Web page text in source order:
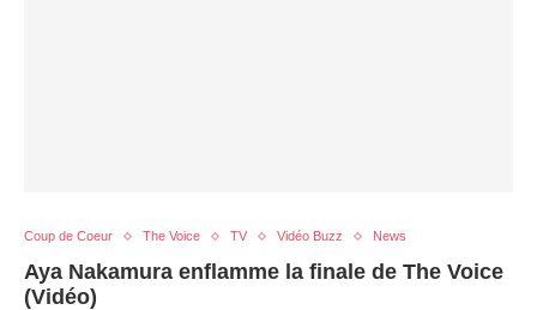
Coup de Coeur The Voice TV Vidéo Buzz News
Aya Nakamura enflamme la finale de The Voice
(Vidéo)